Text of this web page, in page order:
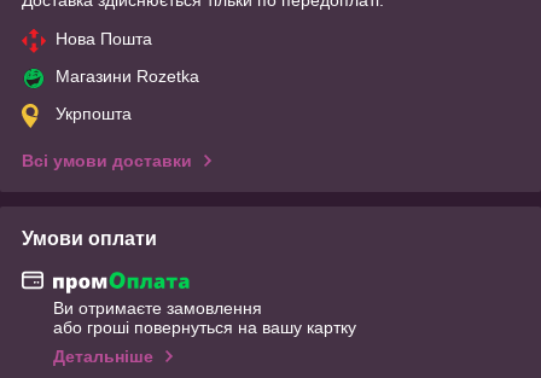
Нова Пошта
Магазини Rozetka
Укрпошта
Всі умови доставки
Умови оплати
Ви отримаєте замовлення
або гроші повернуться на вашу картку
Детальніше